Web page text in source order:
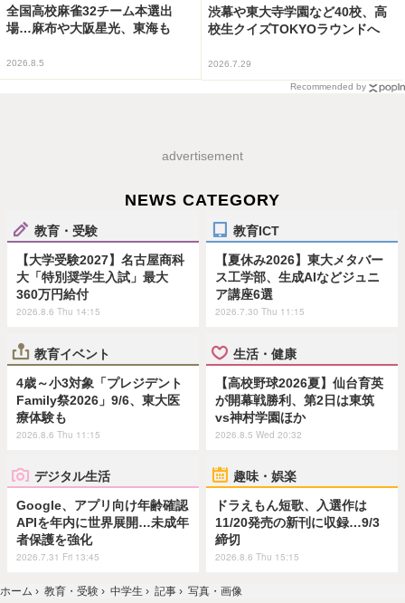
全国高校麻雀32チーム本選出
場…麻布や大阪星光、東海も
2026.8.5
渋幕や東大寺学園など40校、高
校生クイズTOKYOラウンドへ
2026.7.29
Recommended by
advertisement
NEWS CATEGORY
教育・受験
【大学受験2027】名古屋商科
大「特別奨学生入試」最大
360万円給付
2026.8.6 Thu 14:15
教育ICT
【夏休み2026】東大メタバー
ス工学部、生成AIなどジュニ
ア講座6選
2026.7.30 Thu 11:15
教育イベント
4歳～小3対象「プレジデント
Family祭2026」9/6、東大医
療体験も
2026.8.6 Thu 11:15
生活・健康
【高校野球2026夏】仙台育英
が開幕戦勝利、第2日は東筑
vs神村学園ほか
2026.8.5 Wed 20:32
デジタル生活
Google、アプリ向け年齢確認
APIを年内に世界展開…未成年
者保護を強化
2026.7.31 Fri 13:45
趣味・娯楽
ドラえもん短歌、入選作は
11/20発売の新刊に収録…9/3
締切
2026.8.6 Thu 15:15
ホーム › 教育・受験 › 中学生 › 記事 › 写真・画像